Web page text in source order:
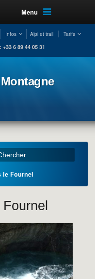
Menu
Infos Alpi et trail Tarifs
6 89 44 05 31
le Fournel